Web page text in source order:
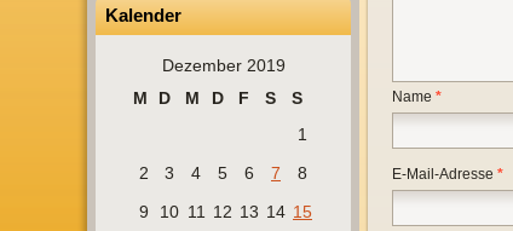
Kalender
Dezember 2019
M
D M D F S
S
1
2
3 4 5 6 7
8
9
10 11 12 13 14 15
Name *
E-Mail-Adresse *